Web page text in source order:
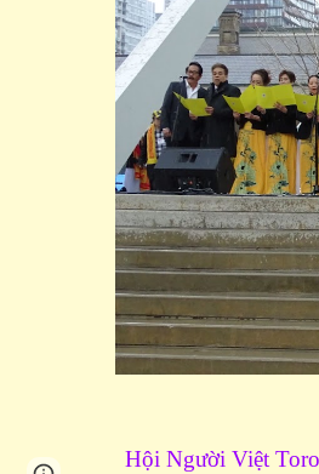
Hội Người Việt